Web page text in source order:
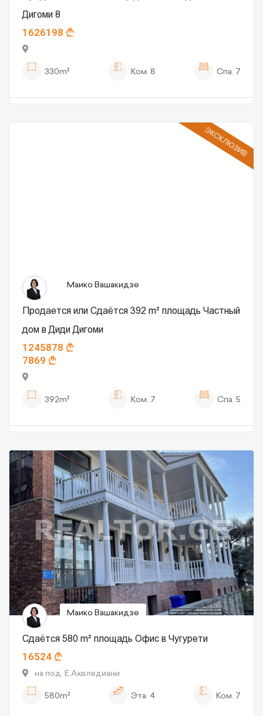
Дигоми 8
1626198
330m² Ком. 8 Спа. 7
ЭКСКЛЮЗИВ
Маико Вашакидзе
Продается или Сдаётся 392 m² площадь Частный
дом в Диди Дигоми
1245878
7869
392m² Ком. 7 Спа. 5
Маико Вашакидзе
Сдаётся 580 m² площадь Офис в Чугурети
16524
на под. Е.Ахвледиани
580m²
Эта. 4 Ком. 7